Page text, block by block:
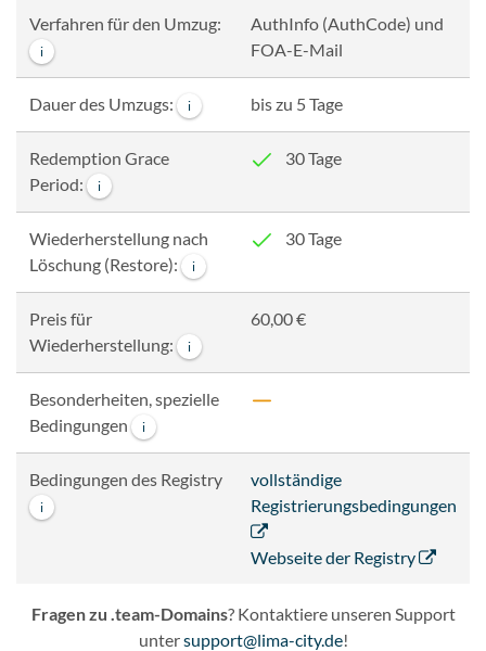
Verfahren für den Umzug:
i
AuthInfo (AuthCode) und
FOA-E-Mail
Dauer des Umzugs: i bis zu 5 Tage
Redemption Grace
Period:
i
30 Tage
Wiederherstellung nach
Löschung (Restore):
i
30 Tage
Preis für
Wiederherstellung:
i
60,00 €
Besonderheiten, spezielle
Bedingungen
i
Bedingungen des Registry
i
vollständige
Registrierungsbedingungen
Webseite der Registry
Fragen zu .team-Domains? Kontaktiere unseren Support
untersupport@lima-city.de!